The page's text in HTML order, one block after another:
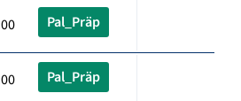
Pal_Präp
Pal_Präp